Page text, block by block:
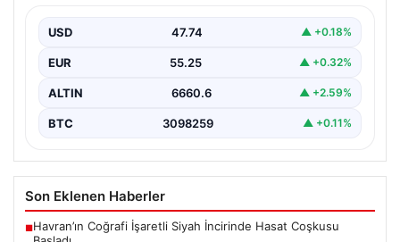
parklarını sürekli periyotlarla yenilemektedir. Bu
güncelleme operasyonlarında kenara…
USD 47.74 ▲ +0.18%
EUR 55.25 ▲ +0.32%
ALTIN 6660.6 ▲ +2.59%
BTC 3098259 ▲ +0.11%
Son Eklenen Haberler
■Havran’ın Coğrafi İşaretli Siyah İncirinde Hasat Coşkusu